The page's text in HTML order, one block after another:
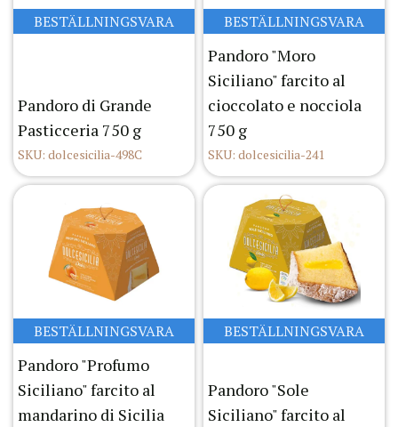
BESTÄLLNINGSVARA
Pandoro di Grande
Pasticceria 750 g
SKU: dolcesicilia-498C
BESTÄLLNINGSVARA
Pandoro "Moro
Siciliano" farcito al
cioccolato e nocciola
750 g
SKU: dolcesicilia-241
BESTÄLLNINGSVARA
Pandoro "Profumo
Siciliano" farcito al
mandarino di Sicilia
BESTÄLLNINGSVARA
Pandoro "Sole
Siciliano" farcito al